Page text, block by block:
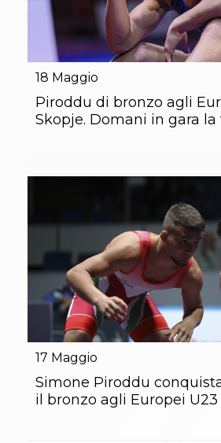
18 Maggio
Piroddu di bronzo agli
Skopje. Domani in gara
17 Maggio
Simone Piroddu
il bronzo agli Europei U23